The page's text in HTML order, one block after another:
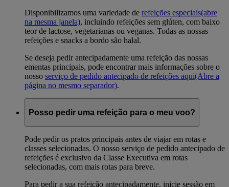
Disponibilizamos uma variedade de refeições especiais(abre
na mesma janela), incluindo refeições sem glúten, com baixo
teor de lactose, vegetarianas ou veganas. Todas as nossas
refeições e snacks a bordo são halal.
Se deseja pedir antecipadamente uma refeição das nossas
ementas principais, pode encontrar mais informações sobre o
nosso serviço de pedido antecipado de refeições aqui(Abre a
página no mesmo separador).
Posso pedir uma refeição para o meu voo?
Pode pedir os pratos principais antes de viajar em rotas e
classes selecionadas. O nosso serviço de pedido antecipado de
refeições é exclusivo da Classe Executiva em rotas
selecionadas, com mais rotas para breve.
Para pedir a sua refeição antecipadamente, inicie sessão em